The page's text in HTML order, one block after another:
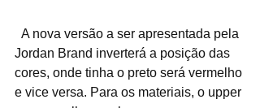
Jordan Brand inverterá a posição das
cores, onde tinha o preto será vermelho
e vice versa. Para os materiais, o upper